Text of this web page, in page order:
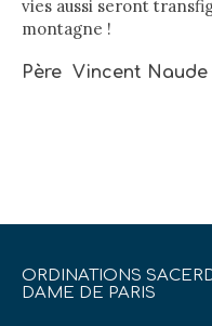
vies aussi seront
montagne !
Père Vincent Naude
ORDINATIONS
DAME DE PARIS